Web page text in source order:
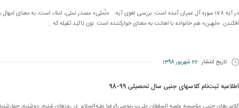
در آیه 178 سوره آل عمران آمده است: بررسی لغوی آيه: «نُملِی» مصدر نملی، املاء است، به معنای
افکندن. «مُهِین» هم خانواده با اهانت به معنای خوارکننده است. نون تاکید ثقیله که ...
تاریخ انتشار 22 شهریور 1398
اطلاعیه ثبت‌نام کلاسهای جنبی سال تحصیلی 99-98